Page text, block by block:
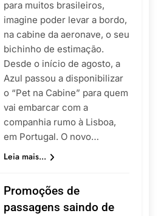
para muitos brasileiros,
imagine poder levar a bordo,
na cabine da aeronave, o seu
bichinho de estimação.
Desde o início de agosto, a
Azul passou a disponibilizar
o “Pet na Cabine” para quem
vai embarcar com a
companhia rumo à Lisboa,
em Portugal. O novo…
Leia mais...
Promoções de
passagens saindo de